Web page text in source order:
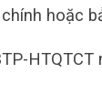
hoặc